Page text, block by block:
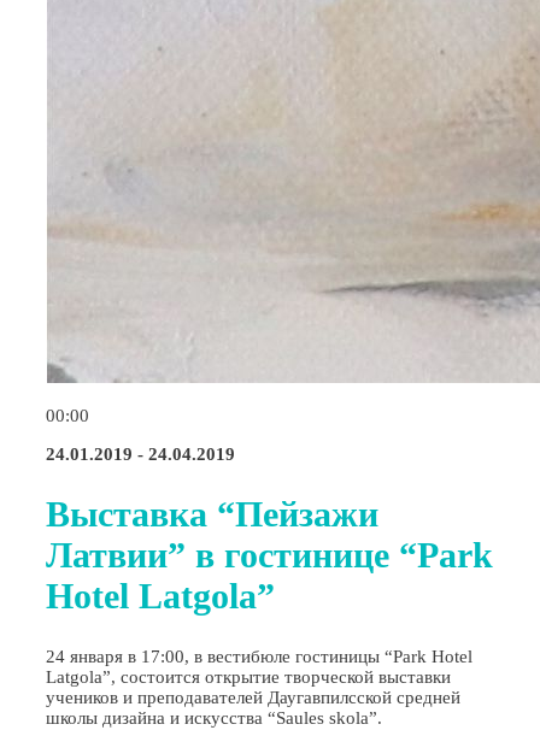
00:00
24.01.2019 - 24.04.2019
Bыставка “Пейзажи
Латвии” в гостинице “Park
Hotel Latgola”
24 января в 17:00, в вестибюле гостиницы “Park Hotel
Latgola”, состоится открытие творческой выставки
учеников и преподавателей Даугавпилсской средней
школы дизайна и искусства “Saules skola”.